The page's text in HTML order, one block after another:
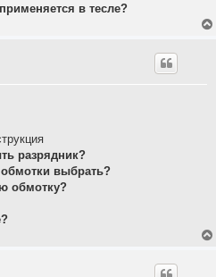
в тесле?
разрядник?
выбрать?
обмотку?